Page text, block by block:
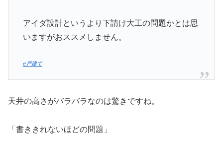
アイダ設計というより下請け大工の問題かとは思
いますがおススメしません。
e戸建て
天井の高さがバラバラなのは驚きですね。
「書ききれないほどの問題」